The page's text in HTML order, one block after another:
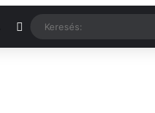
Véletlen cikk